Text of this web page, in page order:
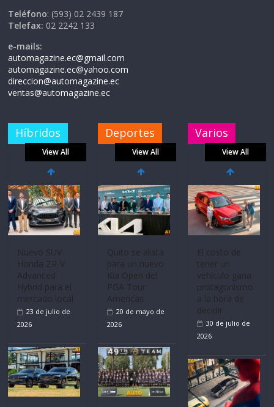
Teléfono: (593) 02 2439 187
Telefax: 02 2242 133
e-mails:
automagazine.ec@gmail.com
automagazine.ec@yahoo.com
direccion@automagazine.ec
ventas@automagazine.ec
Híbridos
View All
Nuevo SUV
Honda ZR-V
Advanced
Hybrid para el
mercado local
23 de julio de
2026
Deportes
View All
Quito se alista
para un nuevo
Kia Open del
PGA Tour
Americas
20 de mayo de
2026
Varios
View All
El costo de
tener un
vehículo gana
protagonismo
a la hora de
decidir
30 de julio de
2026